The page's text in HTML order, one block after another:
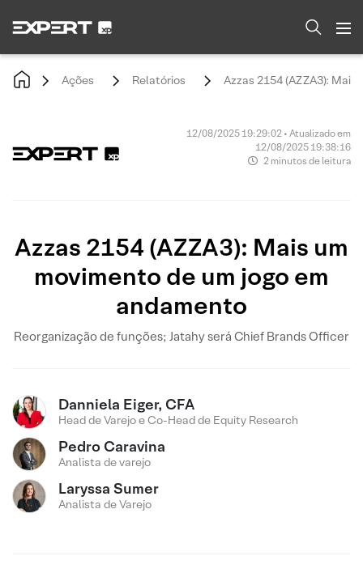
Ações Relatórios Azzas 2154 (AZZA3):
12/08/2025 19:29:02 • Atualizado em
12/08/2025 19:38:16
2 minutos de leitura
Azzas 2154 (AZZA3): Mais um
movimento de um jogo em
andamento
Reorganização de funções; Jatahy será Chief Brands Officer
Danniela Eiger, CFA
Head de Varejo e Co-Head de Equity Research
Pedro Caravina
Analista de varejo
Laryssa Sumer
Analista de Varejo